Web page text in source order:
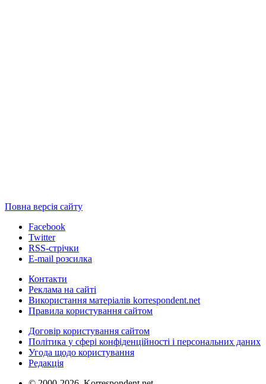
Повна версія сайту
Facebook
Twitter
RSS-стрічки
E-mail розсилка
Контакти
Реклама на сайті
Використання матеріалів korrespondent.net
Правила користування сайтом
Договір користування сайтом
Політика у сфері конфіденційності і персональних даних
Угода щодо користування
Редакція